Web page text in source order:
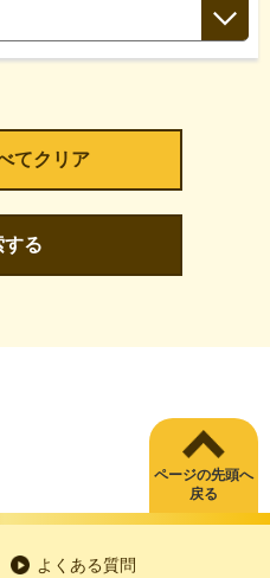
する
ページの先頭へ
戻る
よくある質問